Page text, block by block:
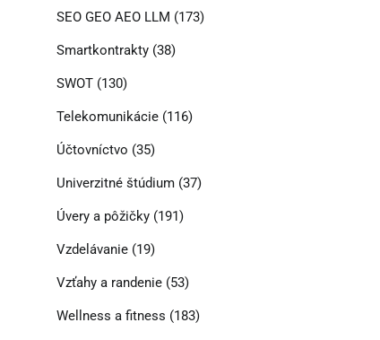
SEO GEO AEO LLM (173)
Smartkontrakty(38)
SWOT(130)
Telekomunikácie(116)
Účtovníctvo (35)
Univerzitné štúdium(37)
Úvery a pôžičky(191)
Vzdelávanie(19)
Vzťahy a randenie(53)
Wellness a fitness (183)